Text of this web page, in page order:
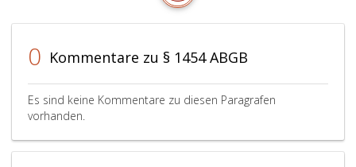
ihre
selbst
fähig
sind,
finden.
0 Kommentare zu § 1454 ABGB
Es sind keine Kommentare zu diesen Paragrafen
vorhanden.